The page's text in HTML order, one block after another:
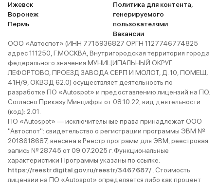
Ижевск
Воронеж
Пермь
Политика для контента,
генерируемого
пользователями
Вакансии
ООО «Автоспот» (ИНН 7715936827 ОРГН 1127746774825
адрес 111250, Г.МОСКВА, Внутригородская территория города
федерального значения МУНИЦИПАЛЬНЫЙ ОКРУГ
ЛЕФОРТОВО, ПРОЕЗД ЗАВОДА СЕРП И МОЛОТ, Д. 10, ПОМЕЩ.
41Н/9, ОКВЭД 62.0) осуществляет деятельность по
разработке ПО «Autospot» и предоставлению лицензий на ПО.
Согласно Приказу Минцифры от 08.10.22, вид деятельности
(код): 2.01.
ПО «Autospot» — исключительные права принадлежат ООО
"Автоспот": свидетельство о регистрации программы ЭВМ №
2018618687, внесена в Реестр программ для ЭВМ, реестровая
запись № 28745 от 09.07.2025 г. Функциональные
характеристики Программы указаны по ссылке:
https://reestr.digital.gov.ru/reestr/3467687/ . Стоимость
лицензии на ПО «Autospot» определяется либо как процент